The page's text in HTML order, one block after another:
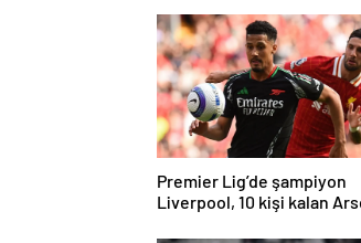
Premier Lig’de şampiyon
Liverpool, 10 kişi kalan